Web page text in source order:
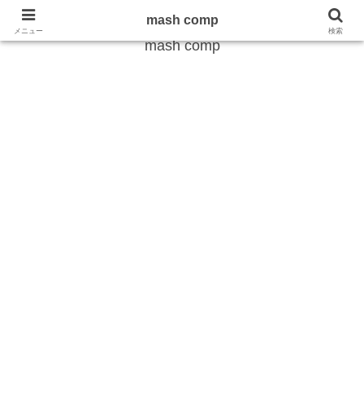
mash comp
メニュー
mash comp
検索